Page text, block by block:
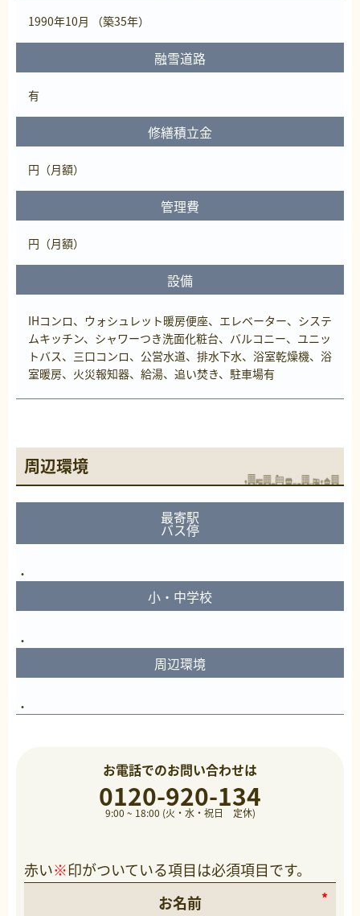
1990年10月 （築35年）
融雪道路
有
修繕積立金
円（月額）
管理費
円（月額）
設備
IHコンロ、ウォシュレット暖房便座、エレベーター、システ
ムキッチン、シャワーつき洗面化粧台、バルコニー、ユニッ
トバス、三口コンロ、公営水道、排水下水、浴室乾燥機、浴
室暖房、火災報知器、給湯、追い焚き、駐車場有
周辺環境
最寄駅
バス停
小・中学校
周辺環境
お電話でのお問い合わせは
0120-920-134
9:00 ~ 18:00 (火・水・祝日 定休)
赤い※印がついている項目は必須項目です。
お名前